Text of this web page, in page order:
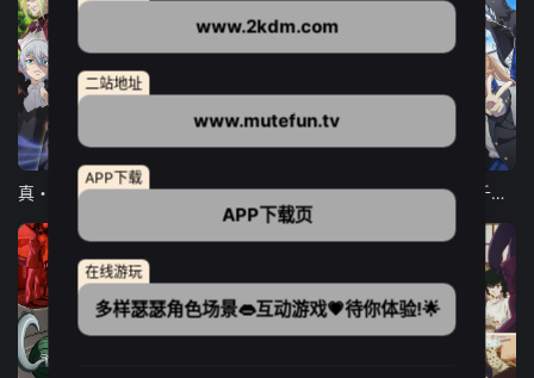
12集全
真・进化果 实不知不觉踏上胜利的人生
12集全
东京猫猫 NEW～♡
13集全
弹珠汽水瓶里的千岁同学
www.2kdm.com
二站地址
www.mutefun.tv
APP下载
APP下载页
在线游玩
多样瑟瑟角色场景👄互动游戏💗待你体验!🌟